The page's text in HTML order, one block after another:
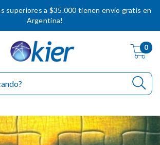
superiores a $35.000 tienen envío gratis en
Argentina!
0